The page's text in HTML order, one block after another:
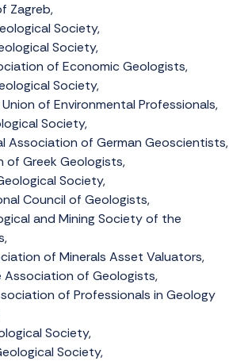
Zagreb,
Society,
Society,
of Economic Geologists,
Society,
Union of Environmental Professionals,
Society,
Association of German Geoscientists,
of Greek Geologists,
Society,
Council of Geologists,
and Mining Society of the
of Minerals Asset Valuators,
Association of Geologists,
of Professionals in Geology
Society,
Society,